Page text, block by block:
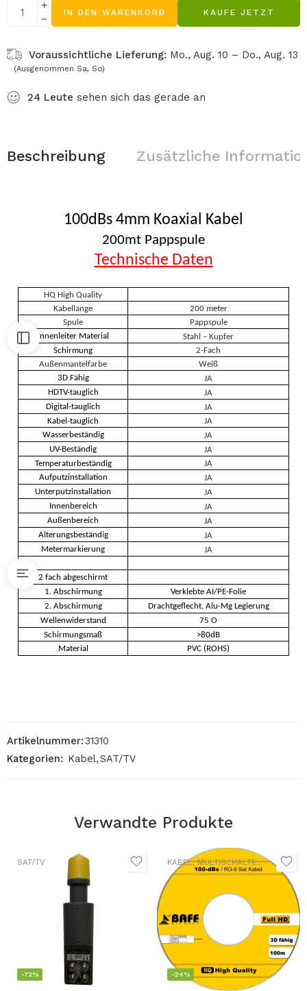
IN DEN WARENKORB KAUFE JETZT
Voraussichtliche Lieferung: Mo., Aug. 10 – Do., Aug. 13
(Ausgenommen Sa, So)
24 Leute sehen sich das gerade an
Beschreibung Zusätzliche
100dBs 4mm Koaxial Kabel
200mt Pappspule
Technische Daten
HQ High Quality
Kabellange
200 meter
Spule
Pappspule
Innenleiter Material
Stahl – Kupfer
Schirmung
2-Fach
Außenmantelfarbe
Weiß
3D Fähig
JA
HDTV-tauglich
JA
Digital-tauglich
JA
Kabel-tauglich
JA
Wasserbeständig
JA
UV-Beständig
JA
Temperaturbeständig
JA
Aufputzinstallation
JA
Unterputzinstallation
JA
Innenbereich
JA
Außenbereich
JA
Alterungsbeständig
JA
Metermarkierung
JA
2 fach abgeschirmt
1. Abschirmung
Verklebte AI/PE-Folie
2. Abschirmung
Drachtgeflecht, Alu-Mg Legierung
Wellenwiderstand
75 O
Schirmungsmaß
>80dB
Material
PVC (ROHS)
Artikelnummer:31310
Kategorien: Kabel,SAT/TV
Verwandte Produkte
SAT/TV
-72%
KABEL,MULTISCHALTER ,SAT/TV
-24%